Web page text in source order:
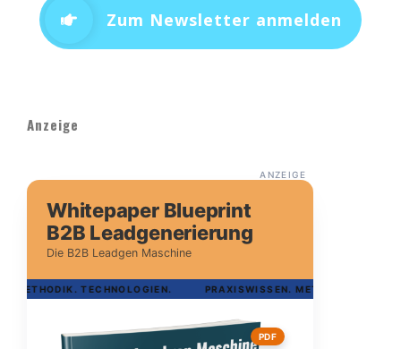
Zum Newsletter anmelden
Anzeige